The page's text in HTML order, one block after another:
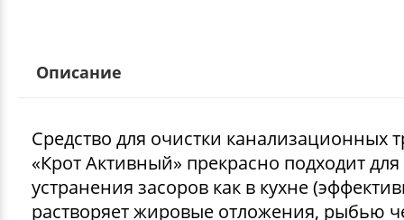
Описание
Средство для очистки канализационных
«Крот Активный» прекрасно подходит для
устранения засоров как в кухне
растворяет жировые отложения, рыбью